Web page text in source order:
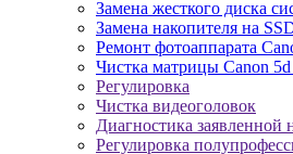
Замена жесткого диска
Замена накопителя на
Ремонт фотоаппарата
Чистка матрицы Canon
Регулировка
Чистка видеоголовок
Диагностика заявленной
Регулировка